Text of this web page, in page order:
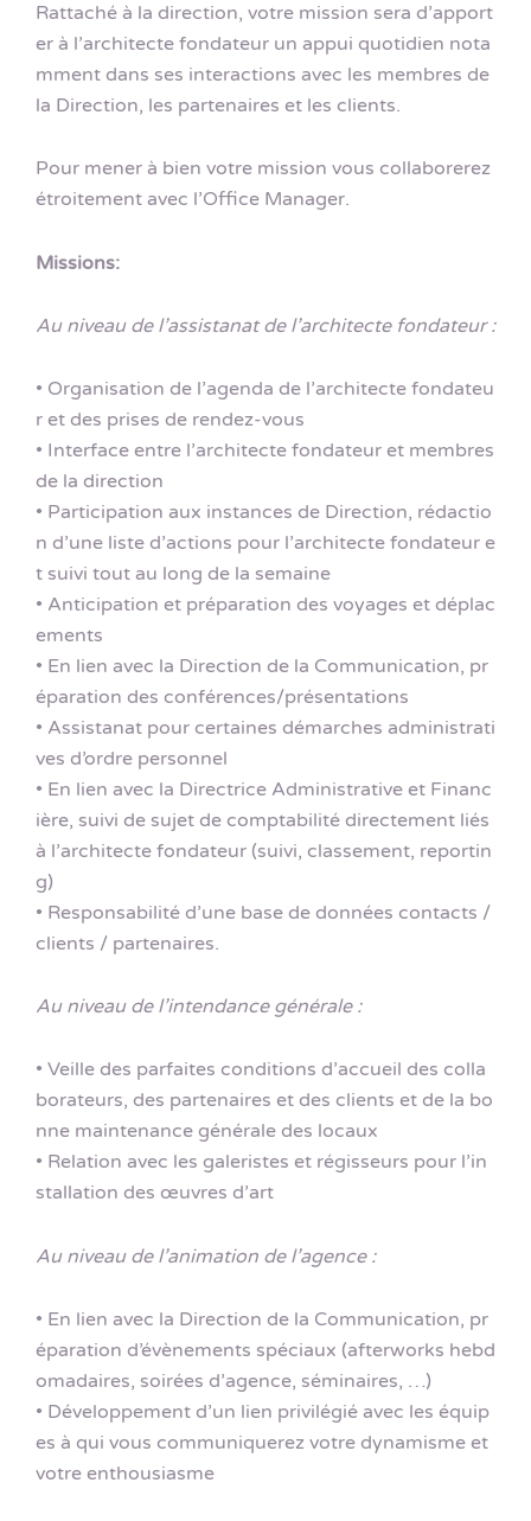
Rattaché à la direction, votre mission sera d’apport
er à l’architecte fondateur un appui quotidien nota
mment dans ses interactions avec les membres de
la Direction, les partenaires et les clients.
Pour mener à bien votre mission vous collaborerez
étroitement avec l’Office Manager.
Missions:
Au niveau de l’assistanat de l’architecte fondateur :
• Organisation de l’agenda de l’architecte fondateu
r et des prises de rendez-vous
• Interface entre l’architecte fondateur et membres
de la direction
• Participation aux instances de Direction, rédactio
n d’une liste d’actions pour l’architecte fondateur e
t suivi tout au long de la semaine
• Anticipation et préparation des voyages et déplac
ements
• En lien avec la Direction de la Communication, pr
éparation des conférences/présentations
• Assistanat pour certaines démarches administrati
ves d’ordre personnel
• En lien avec la Directrice Administrative et Financ
ière, suivi de sujet de comptabilité directement liés
à l’architecte fondateur (suivi, classement, reportin
g)
• Responsabilité d’une base de données contacts /
clients / partenaires.
Au niveau de l’intendance générale :
• Veille des parfaites conditions d’accueil des colla
borateurs, des partenaires et des clients et de la bo
nne maintenance générale des locaux
• Relation avec les galeristes et régisseurs pour l’in
stallation des œuvres d’art
Au niveau de l’animation de l’agence :
• En lien avec la Direction de la Communication, pr
éparation d’évènements spéciaux (afterworks hebd
omadaires, soirées d’agence, séminaires, …)
• Développement d’un lien privilégié avec les équip
es à qui vous communiquerez votre dynamisme et
votre enthousiasme